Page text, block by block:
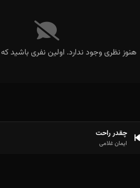
هنوز نظری وجود ندارد. اولین نفری باشید
چقدر راحت
ایمان غلامی